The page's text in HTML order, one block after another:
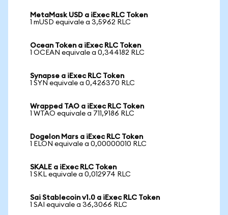
MetaMask USD a iExec RLC Token
1 mUSD equivale a 3,5962 RLC
Ocean Token a iExec RLC Token
1 OCEAN equivale a 0,344182 RLC
Synapse a iExec RLC Token
1 SYN equivale a 0,426370 RLC
Wrapped TAO a iExec RLC Token
1 WTAO equivale a 711,9186 RLC
Dogelon Mars a iExec RLC Token
1 ELON equivale a 0,00000010 RLC
SKALE a iExec RLC Token
1 SKL equivale a 0,012974 RLC
Sai Stablecoin v1.0 a iExec RLC Token
1 SAI equivale a 36,3066 RLC